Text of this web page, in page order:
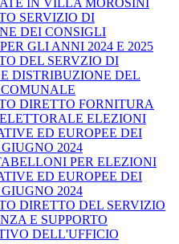
SERVIZIO DI
DEI CONSIGLI
GLI ANNI 2024 E 2025
DEL SERVZIO DI
DISTRIBUZIONE DEL
DIRETTO FORNITURA
ELEZIONI
ED EUROPEE DEI
2024
PER ELEZIONI
ED EUROPEE DEI
2024
DIRETTO DEL SERVIZIO
E SUPPORTO
DELL'UFFICIO